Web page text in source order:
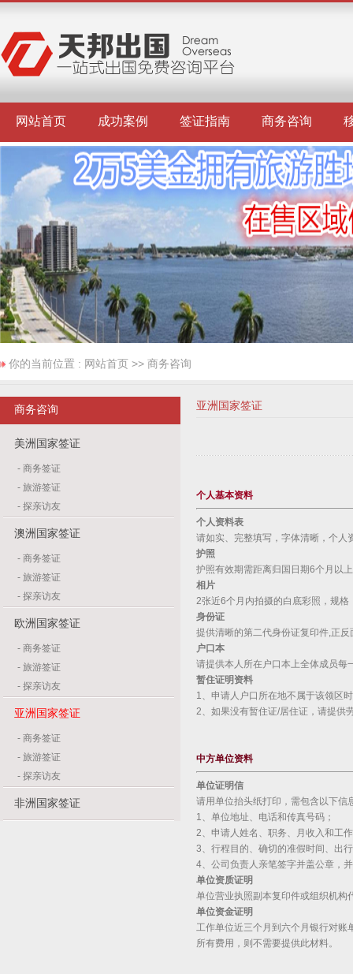
网站首页 成功案例 签证指南 商务咨询
你的当前位置 : 网站首页 >> 商务咨询
商务咨询
美洲国家签证
- 商务签证
- 旅游签证
- 探亲访友
澳洲国家签证
- 商务签证
- 旅游签证
- 探亲访友
欧洲国家签证
- 商务签证
- 旅游签证
- 探亲访友
亚洲国家签证
- 商务签证
- 旅游签证
- 探亲访友
非洲国家签证
亚洲国家签证
个人基本资料
个人资料表
请如实、完整填写，字体清晰，个人
护照
护照有效期需距离归国日期6个月以
相片
2张近6个月内拍摄的白底彩照，规
身份证
提供清晰的第二代身份证复印件,正
户口本
请提供本人所在户口本上全体成员每
暂住证明资料
1、申请人户口所在地不属于该领区
2、如果没有暂住证/居住证，请提供
中方单位资料
单位证明信
请用单位抬头纸打印，需包含以下信
1、单位地址、电话和传真号码；
2、申请人姓名、职务、月收入和工
3、行程目的、确切的准假时间、出
4、公司负责人亲笔签字并盖公章，
单位资质证明
单位营业执照副本复印件或组织机构
单位资金证明
工作单位近三个月到六个月银行对账
所有费用，则不需要提供此材料。